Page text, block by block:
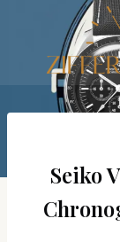
springen
Seiko